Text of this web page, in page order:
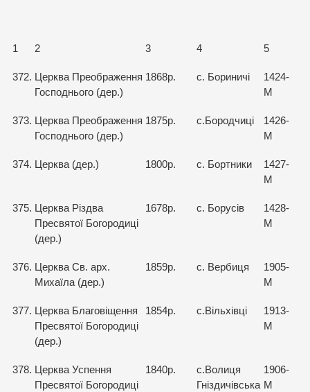
1 2 3 4 5
372. Церква Преображення
Господнього (дер.)
1868р. с. Бориничі
1424-
М
373. Церква Преображення
Господнього (дер.)
1875р. с.Бородчиці
1426-
М
374. Церква (дер.) 1800р. с. Бортники
1427-
М
375. Церква Різдва
Пресвятої Богородиці
(дер.)
1678р. с. Борусів
1428-
М
376. Церква Св. арх.
Михаїла (дер.)
1859р. с. Вербиця
1905-
М
377. Церква Благовіщення
Пресвятої Богородиці
(дер.)
1854р. с.Вільхівці
1913-
М
378. Церква Успення
Пресвятої Богородиці
1840р.
с.Волиця
Гніздичівська
1906-
М